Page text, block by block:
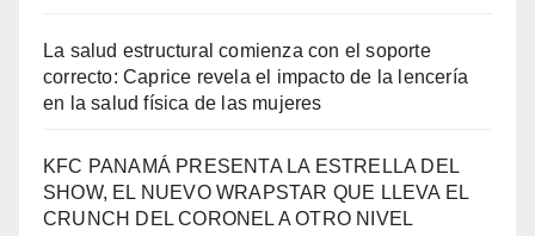
La salud estructural comienza con el soporte
correcto: Caprice revela el impacto de la lencería
en la salud física de las mujeres
KFC PANAMÁ PRESENTA LA ESTRELLA DEL
SHOW, EL NUEVO WRAPSTAR QUE LLEVA EL
CRUNCH DEL CORONEL A OTRO NIVEL